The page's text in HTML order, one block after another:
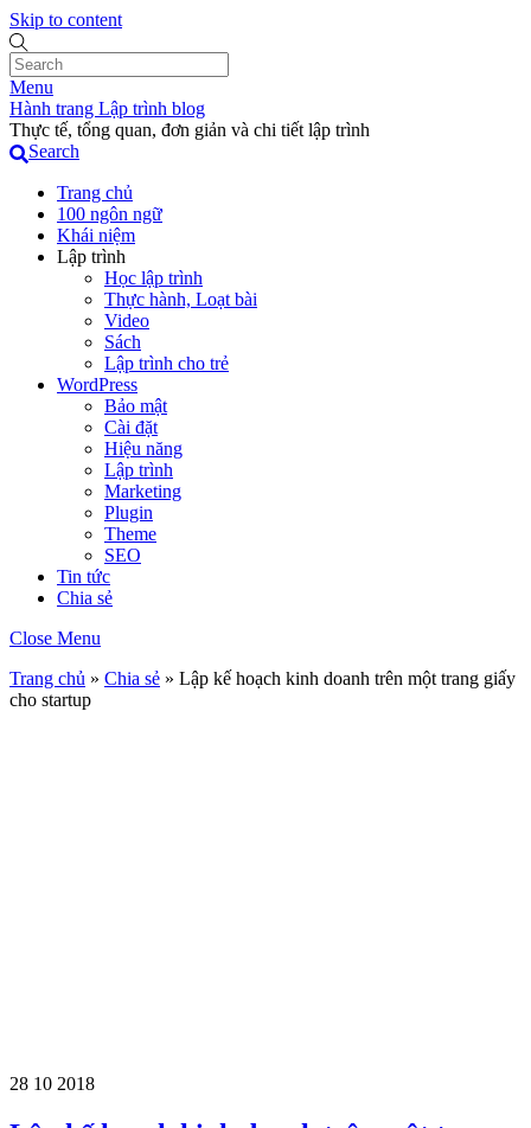
Skip to content
Menu
Hành trang Lập trình blog
Thực tế, tổng quan, đơn giản và chi tiết lập trình
Search
Trang chủ
100 ngôn ngữ
Khái niệm
Lập trình
Học lập trình
Thực hành, Loạt bài
Video
Sách
Lập trình cho trẻ
WordPress
Bảo mật
Cài đặt
Hiệu năng
Lập trình
Marketing
Plugin
Theme
SEO
Tin tức
Chia sẻ
Close Menu
Trang chủ » Chia sẻ » Lập kế hoạch kinh doanh trên một trang giấy
cho startup
28 10 2018